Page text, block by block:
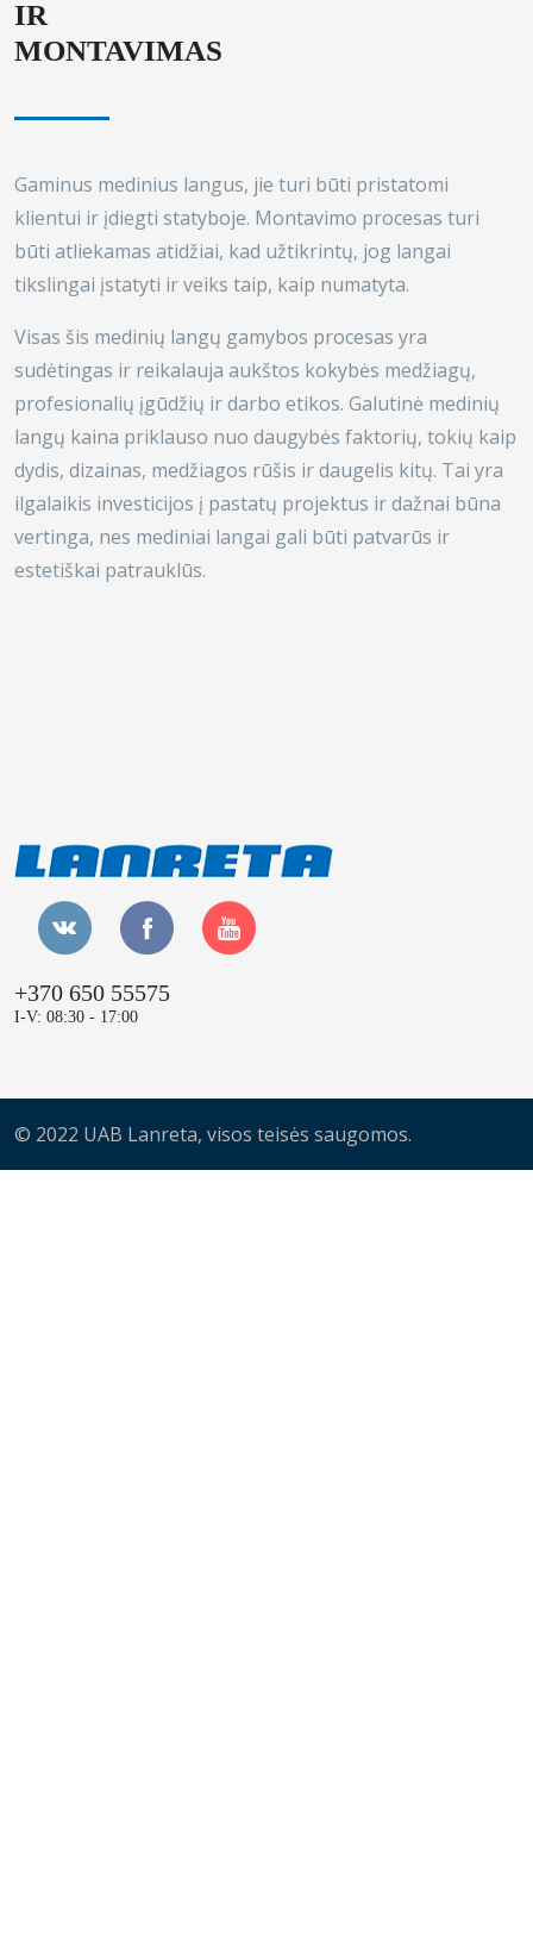
IR
MONTAVIMAS
Gaminus medinius langus, jie turi būti pristatomi
klientui ir įdiegti statyboje. Montavimo procesas turi
būti atliekamas atidžiai, kad užtikrintų, jog langai
tikslingai įstatyti ir veiks taip, kaip numatyta.
Visas šis medinių langų gamybos procesas yra
sudėtingas ir reikalauja aukštos kokybės medžiagų,
profesionalių įgūdžių ir darbo etikos. Galutinė medinių
langų kaina priklauso nuo daugybės faktorių, tokių kaip
dydis, dizainas, medžiagos rūšis ir daugelis kitų. Tai yra
ilgalaikis investicijos į pastatų projektus ir dažnai būna
vertinga, nes mediniai langai gali būti patvarūs ir
estetiškai patrauklūs.
+370 650 55575
I-V: 08:30 - 17:00
© 2022 UAB Lanreta, visos teisės saugomos.